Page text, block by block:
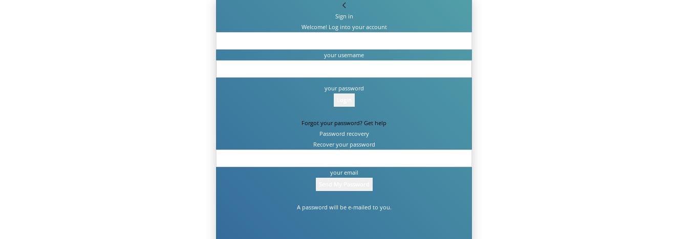
Sign in
Welcome! Log into your account
your username
your password
Forgot your password? Get help
Password recovery
Recover your password
your email
A password will be e-mailed to you.